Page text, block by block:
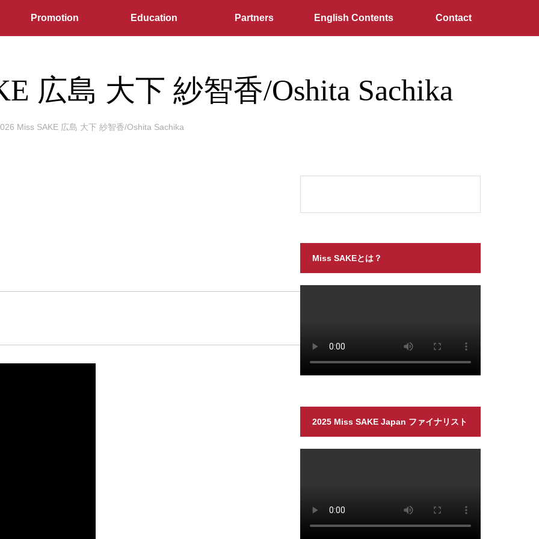
Promotion Education Partners English Contents Contact
広島 大下 紗智香/Oshita Sachika
Miss SAKE 広島 大下 紗智香/Oshita Sachika
Miss SAKEとは？
2025 Miss SAKE Japan ファイナリスト